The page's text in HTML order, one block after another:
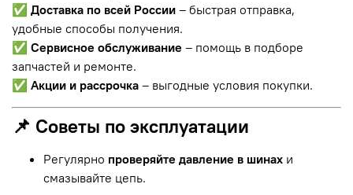
✅ Доставка по всей России – быстрая отправка,
удобные способы получения.
✅ Сервисное обслуживание – помощь в подборе
запчастей и ремонте.
✅ Акции и рассрочка – выгодные условия покупки.
📌 Советы по эксплуатации
Регулярно проверяйте давление в шинах и
смазывайте цепь.